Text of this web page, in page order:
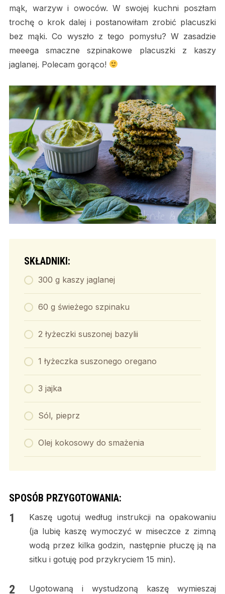
mąk, warzyw i owoców. W swojej kuchni poszłam
trochę o krok dalej i postanowiłam zrobić placuszki
bez mąki. Co wyszło z tego pomysłu? W zasadzie
meeega smaczne szpinakowe placuszki z kaszy
jaglanej. Polecam gorąco!
SKŁADNIKI:
300 g kaszy jaglanej
60 g świeżego szpinaku
2 łyżeczki suszonej bazylii
1 łyżeczka suszonego oregano
3 jajka
Sól, pieprz
Olej kokosowy do smażenia
SPOSÓB PRZYGOTOWANIA:
Kaszę ugotuj według instrukcji na opakowaniu
(ja lubię kaszę wymoczyć w miseczce z zimną
wodą przez kilka godzin, następnie płuczę ją na
sitku i gotuję pod przykryciem 15 min).
Ugotowaną i wystudzoną kaszę wymieszaj